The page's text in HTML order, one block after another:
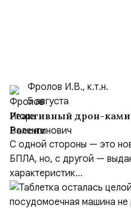
Фролов И.В., к.т.н.
5 августа
Реактивный дрон-
Россия
С одной стороны — это
БПЛА, но, с другой —
характеристик...